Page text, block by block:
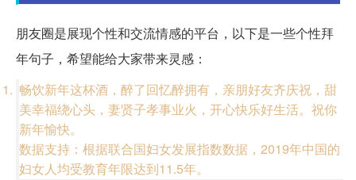
朋友圈是展现个性和交流情感的平台，以下是一些个性拜
年句子，希望能给大家带来灵感：
畅饮新年这杯酒，醉了回忆醉拥有，亲朋好友齐庆祝，甜
美幸福绕心头，妻贤子孝事业火，开心快乐好生活。祝你
新年愉快。
数据支持：根据联合国妇女发展指数数据，2019年中国的
妇女人均受教育年限达到11.5年。